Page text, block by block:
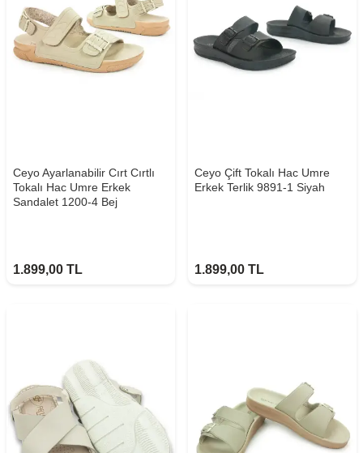
Ceyo Ayarlanabilir Cırt Cırtlı
Tokalı Hac Umre Erkek
Sandalet 1200-4 Bej
1.899,00 TL
Ceyo Çift Tokalı Hac Umre
Erkek Terlik 9891-1 Siyah
1.899,00 TL